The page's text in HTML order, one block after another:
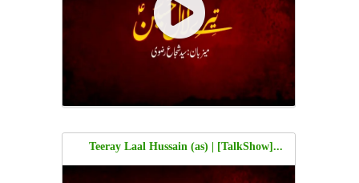
...[TalkShow] Teeray Laal Hussain (as) |
Shaheed Yasir Abbas | Host: Shuja Rizvi